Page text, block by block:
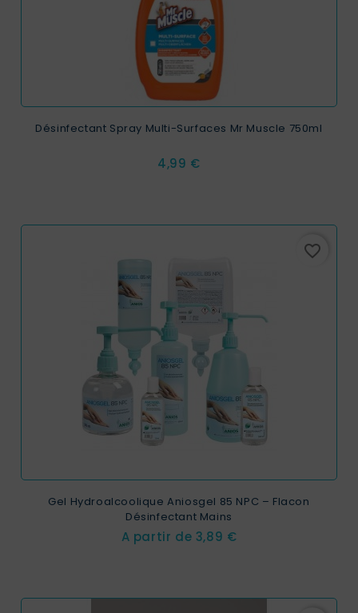
Désinfectant Spray Multi-Surfaces Mr Muscle 750ml
Prix
4,99 €
favorite_border
Gel Hydroalcoolique Aniosgel 85 NPC – Flacon
Désinfectant Mains
A partir de Prix
3,89 €